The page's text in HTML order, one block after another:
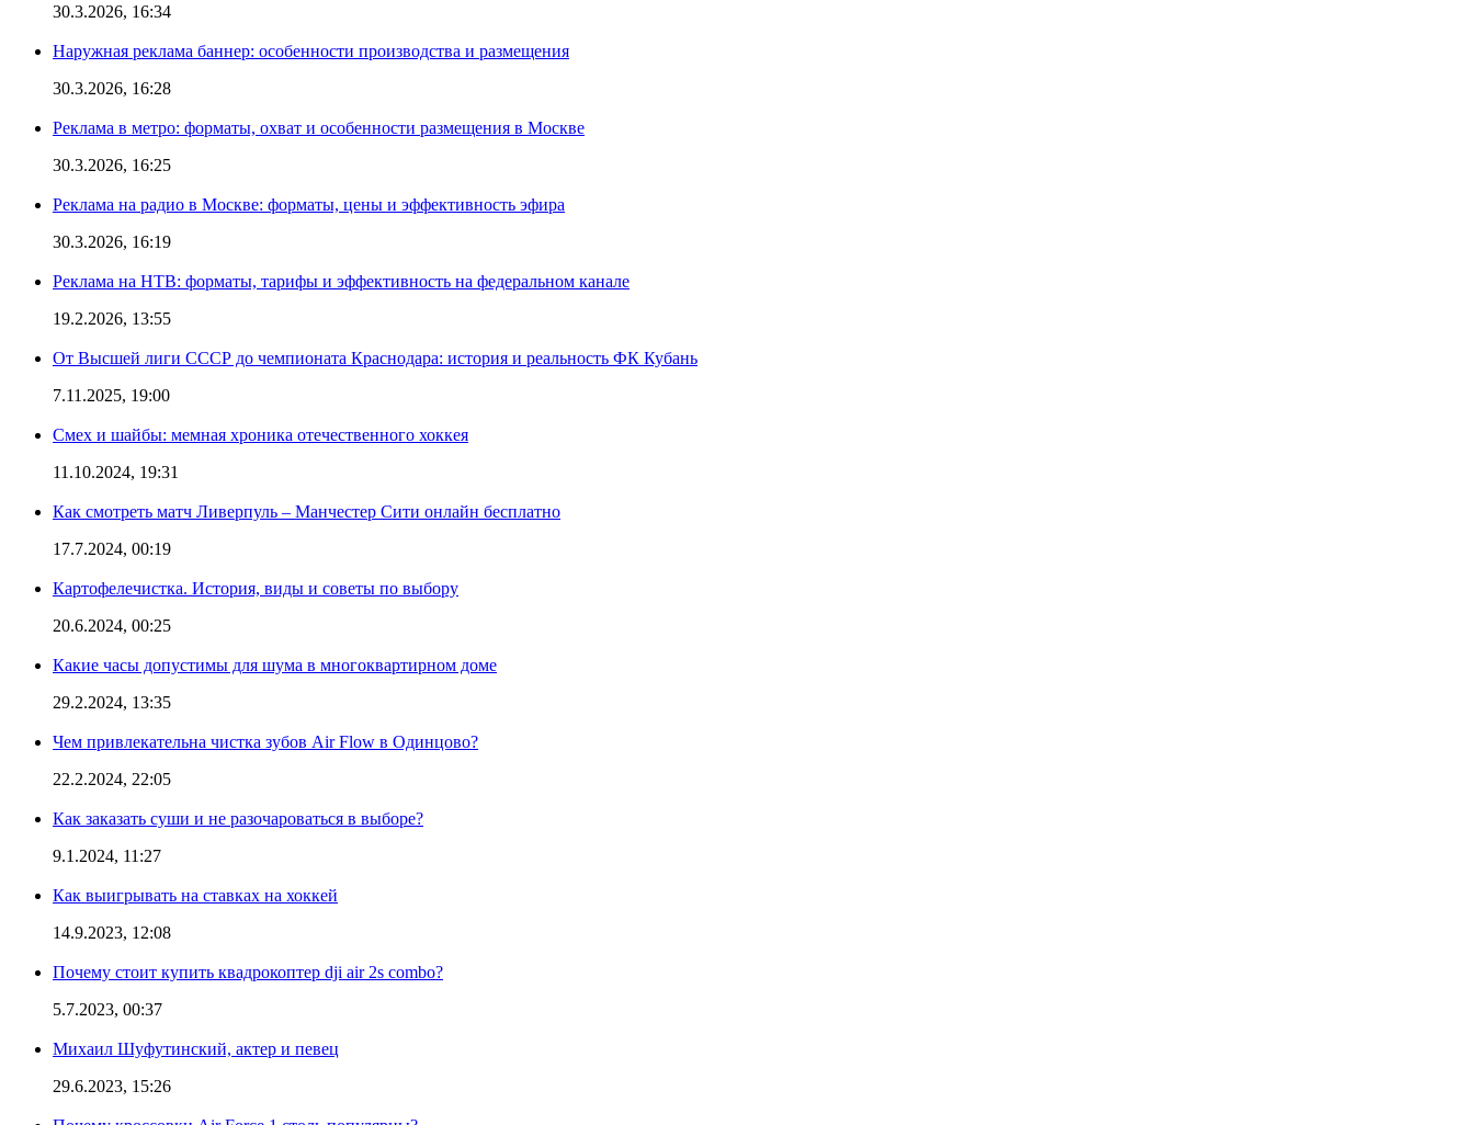
30.3.2026, 16:34
Наружная реклама баннер: особенности производства и размещения
30.3.2026, 16:28
Реклама в метро: форматы, охват и особенности размещения в Москве
30.3.2026, 16:25
Реклама на радио в Москве: форматы, цены и эффективность эфира
30.3.2026, 16:19
Реклама на НТВ: форматы, тарифы и эффективность на федеральном канале
19.2.2026, 13:55
От Высшей лиги СССР до чемпионата Краснодара: история и реальность ФК Кубань
7.11.2025, 19:00
Смех и шайбы: мемная хроника отечественного хоккея
11.10.2024, 19:31
Как смотреть матч Ливерпуль – Манчестер Сити онлайн бесплатно
17.7.2024, 00:19
Картофелечистка. История, виды и советы по выбору
20.6.2024, 00:25
Какие часы допустимы для шума в многоквартирном доме
29.2.2024, 13:35
Чем привлекательна чистка зубов Air Flow в Одинцово?
22.2.2024, 22:05
Как заказать суши и не разочароваться в выборе?
9.1.2024, 11:27
Как выигрывать на ставках на хоккей
14.9.2023, 12:08
Почему стоит купить квадрокоптер dji air 2s combo?
5.7.2023, 00:37
Михаил Шуфутинский, актер и певец
29.6.2023, 15:26